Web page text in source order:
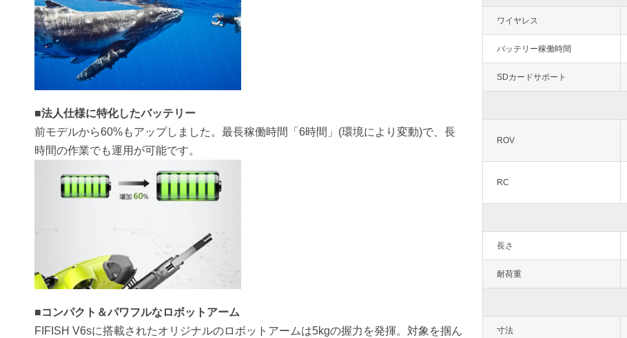
■法人仕様に特化したバッテリー
前モデルから60%もアップしました。最長稼働時間「6時間」(環境により変動)で、長
時間の作業でも運用が可能です。
■コンパクト＆パワフルなロボットアーム
FIFISH V6sに搭載されたオリジナルのロボットアームは5kgの握力を発揮。対象を掴ん
ワイヤレス
バッテリー稼働時間
SDカードサポート
ROV
RC
長さ
耐荷重
寸法